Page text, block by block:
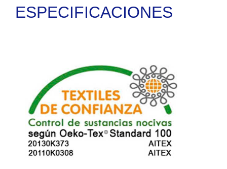
ESPECIFICACIONES